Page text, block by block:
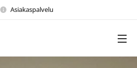
Asiakaspalvelu